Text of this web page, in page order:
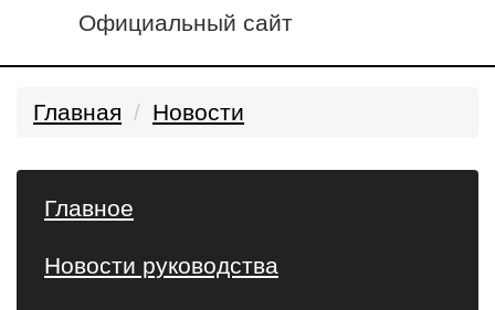
Официальный сайт
Главная Новости
Главное
Новости руководства